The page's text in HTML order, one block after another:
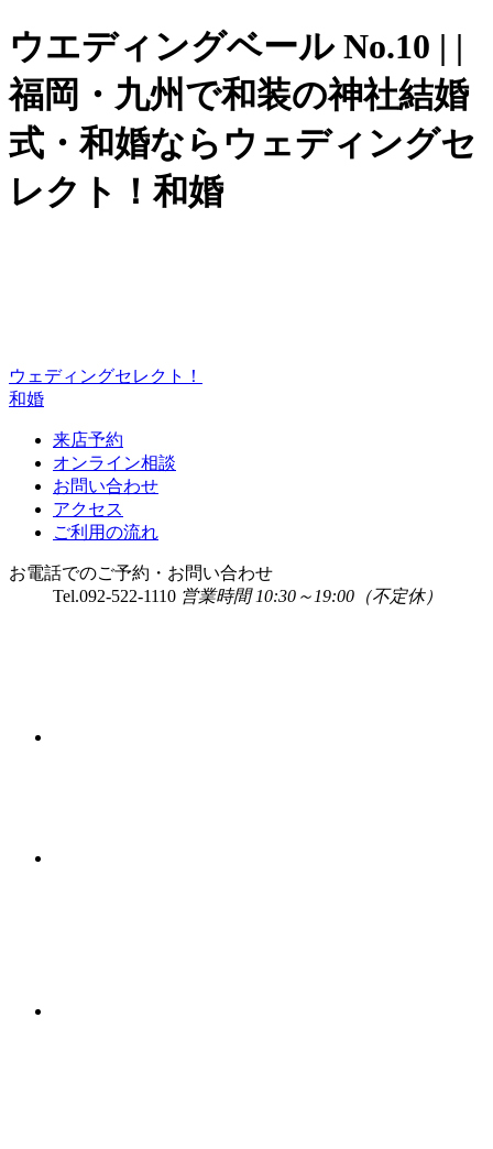
ウエディングベール No.10 | |
福岡・九州で和装の神社結婚
式・和婚ならウェディングセ
レクト！和婚
ウェディングセレクト！
和婚
来店予約
オンライン相談
お問い合わせ
アクセス
ご利用の流れ
お電話でのご予約・お問い合わせ
Tel.092-522-1110 営業時間 10:30～19:00（不定休）